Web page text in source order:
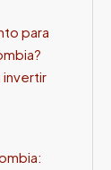
para
invertir